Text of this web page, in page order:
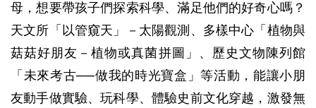
母，想要帶孩子們探索科學、滿足他們的好奇心嗎？
天文所「以管窺天」－太陽觀測、多樣中心「植物與
菇菇好朋友－植物或真菌拼圖」、歷史文物陳列館
「未來考古──做我的時光寶盒」等活動，能讓小朋
友動手做實驗、玩科學、體驗史前文化穿越，激發無